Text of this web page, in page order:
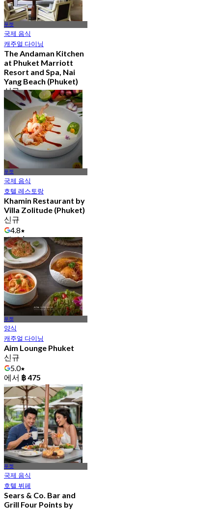
푸켓
국제 음식
캐주얼 다이닝
The Andaman Kitchen
at Phuket Marriott
Resort and Spa, Nai
Yang Beach (Phuket)
신규
4.3
에서฿ 890
푸켓
국제 음식
호텔 레스토랑
Khamin Restaurant by
Villa Zolitude (Phuket)
신규
4.8
에서฿ 880
푸켓
양식
캐주얼 다이닝
Aim Lounge Phuket
신규
5.0
에서 ฿ 475
푸켓
국제 음식
호텔 뷔페
Sears & Co. Bar and
Grill Four Points by